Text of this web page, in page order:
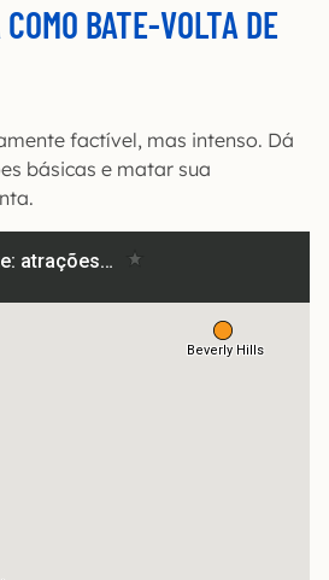
BATE-VOLTA DE
factível, mas intenso. Dá
básicas e matar sua